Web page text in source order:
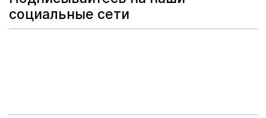
социальные сети